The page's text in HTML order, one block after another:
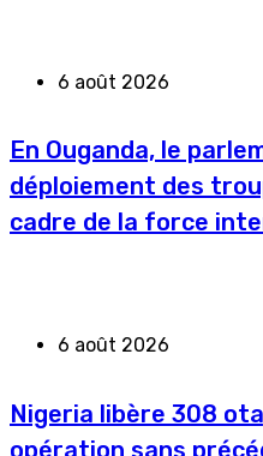
6 août 2026
En Ouganda, le
déploiement des
cadre de la force
6 août 2026
Nigeria libère 308
opération sans